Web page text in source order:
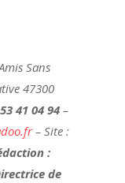
Sans
47300
41 04 94–
– Site :
:
de